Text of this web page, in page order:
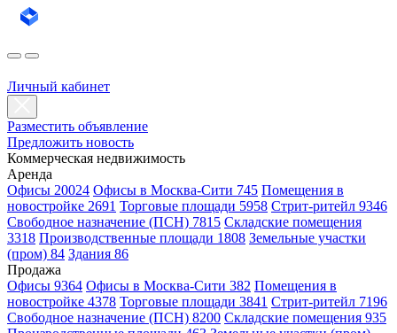
Личный кабинет
Разместить объявление
Предложить новость
Коммерческая недвижимость
Аренда
Офисы 20024 Офисы в Москва-Сити 745 Помещения в
новостройке 2691 Торговые площади 5958 Стрит-ритейл 9346
Свободное назначение (ПСН) 7815 Складские помещения
3318 Производственные площади 1808 Земельные участки
(пром) 84 Здания 86
Продажа
Офисы 9364 Офисы в Москва-Сити 382 Помещения в
новостройке 4378 Торговые площади 3841 Стрит-ритейл 7196
Свободное назначение (ПСН) 8200 Складские помещения 935